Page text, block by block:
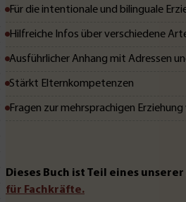
Für die intentionale und bilinguale
Hilfreiche Infos über verschiedene
Ausführlicher Anhang mit Adressen
Stärkt Elternkompetenzen
Fragen zur mehrsprachigen
Dieses Buch ist Teil eines
für Fachkräfte.